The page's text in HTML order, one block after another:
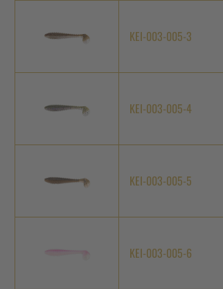
KEI-003-005-3
KEI-003-005-4
KEI-003-005-5
KEI-003-005-6